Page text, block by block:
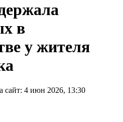
в
у жителя
сайт: 4 июн 2026, 13:30